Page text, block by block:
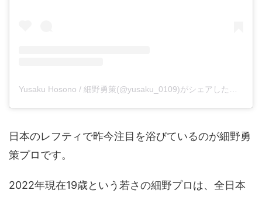
Yusaku Hosono / 細野勇策(@yusaku_0109)がシェアした投稿
日本のレフティで昨今注目を浴びているのが細野勇
策プロです。
2022年現在19歳という若さの細野プロは、全日本